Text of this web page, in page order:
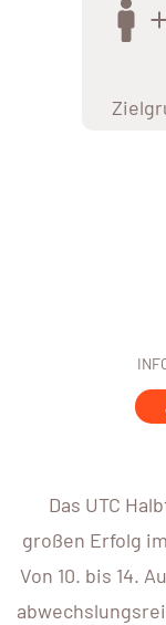
Das UTC
großen Erfolg
Von 10. bis 14.